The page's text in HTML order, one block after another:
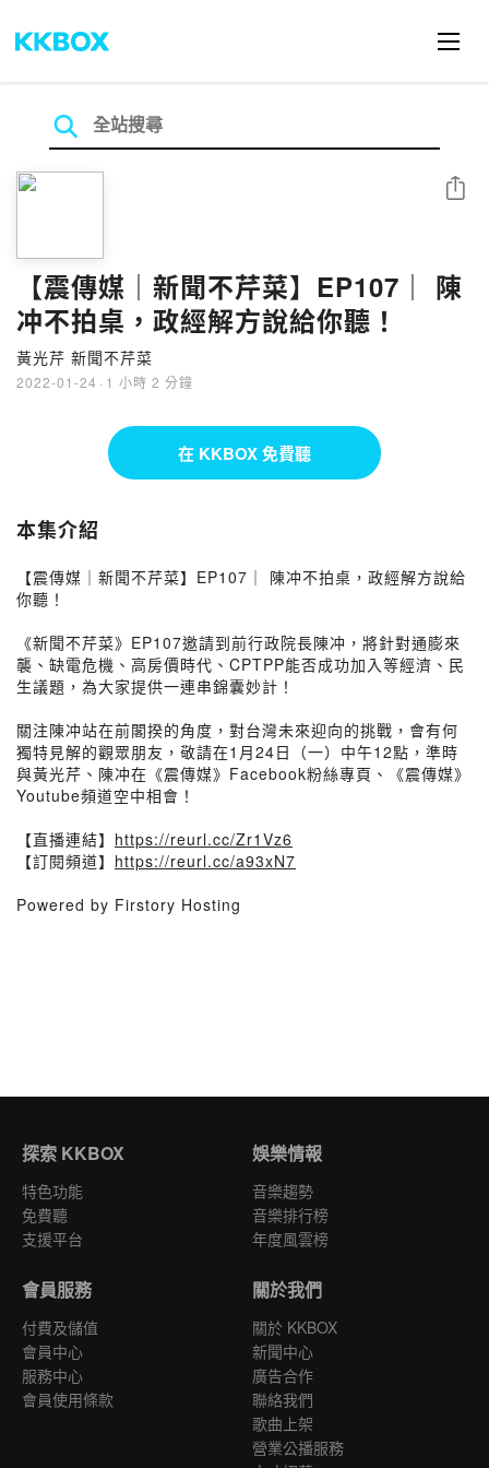
【震傳媒｜新聞不芹菜】EP107｜ 陳
冲不拍桌，政經解方說給你聽！
黃光芹 新聞不芹菜
2022-01-24 · 1 小時 2 分鐘
分享
在 KKBOX 免費聽
本集介紹
【震傳媒｜新聞不芹菜】EP107｜ 陳冲不拍桌，政經解方說給
你聽！
《新聞不芹菜》EP107邀請到前行政院長陳冲，將針對通膨來
襲、缺電危機、高房價時代、CPTPP能否成功加入等經濟、民
生議題，為大家提供一連串錦囊妙計！
關注陳冲站在前閣揆的角度，對台灣未來迎向的挑戰，會有何
獨特見解的觀眾朋友，敬請在1月24日（一）中午12點，準時
與黃光芹、陳冲在《震傳媒》Facebook粉絲專頁、《震傳媒》
Youtube頻道空中相會！
【直播連結】 https://reurl.cc/Zr1Vz6
【訂閱頻道】 https://reurl.cc/a93xN7
Powered by Firstory Hosting
探索 KKBOX
特色功能
免費聽
支援平台
娛樂情報
音樂趨勢
音樂排行榜
年度風雲榜
會員服務
付費及儲值
會員中心
服務中心
會員使用條款
關於我們
關於 KKBOX
新聞中心
廣告合作
聯絡我們
歌曲上架
營業公播服務